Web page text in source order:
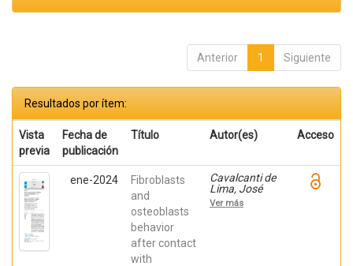
Anterior 1 Siguiente
Resultados por ítem:
Vista
previa
Fecha de
publicación
Título Autor(es) Acceso
ene-2024
Fibroblasts
and
osteoblasts
behavior
after contact
with
Cavalcanti de
Lima, José
Henrique;
Robbs ,
Ver más